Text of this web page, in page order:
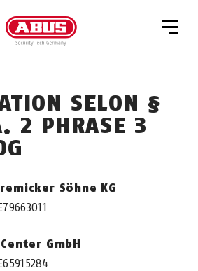
SELON §
2 PHRASE 3
Söhne KG
GmbH